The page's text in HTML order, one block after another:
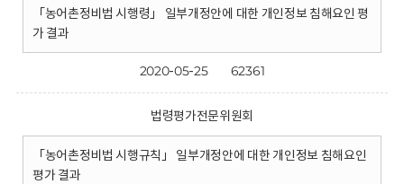
「농어촌정비법 시행령」 일부개정안에 대한 개인정보 침해요인 평
가 결과
2020-05-25 62361
법령평가전문위원회
「농어촌정비법 시행규칙」 일부개정안에 대한 개인정보 침해요인
평가 결과